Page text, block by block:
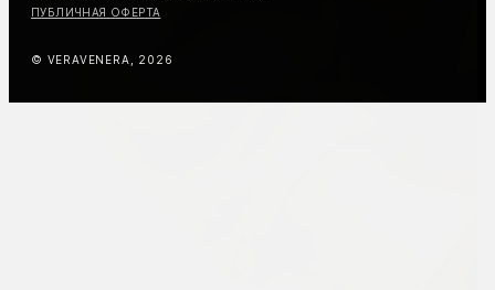
ПУБЛИЧНАЯ ОФЕРТА
© VERAVENERA, 2026